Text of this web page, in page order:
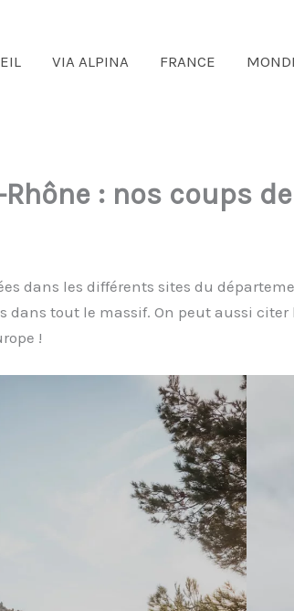
VIA ALPINA FRANCE
: nos coups
dans les différents sites du
dans tout le massif. On peut aussi
!